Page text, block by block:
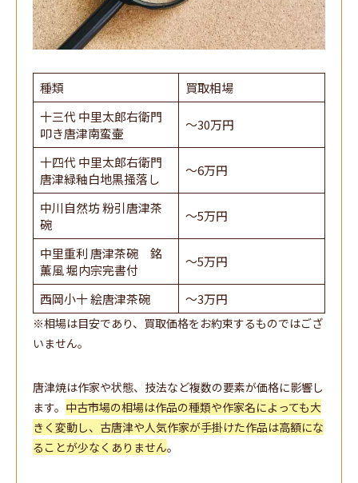
種類
買取相場
十三代 中里太郎右衛門
叩き唐津南蛮壷
～30万円
十四代 中里太郎右衛門
唐津緑釉白地黒掻落し
～6万円
中川自然坊 粉引唐津茶
碗
～5万円
中里重利 唐津茶碗 銘
薫風 堀内宗完書付
～5万円
西岡小十 絵唐津茶碗 ～3万円
※相場は目安であり、買取価格をお約束するものではござ
いません。
唐津焼は作家や状態、技法など複数の要素が価格に影響し
ます。 中古市場の相場は作品の種類や作家名によっても大
きく変動し、古唐津や人気作家が手掛けた作品は高額にな
ることが少なくありません。